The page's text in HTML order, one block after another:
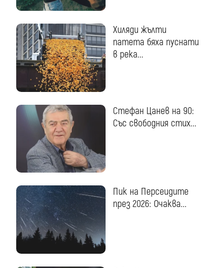
Хиляди жълти
патета бяха пуснати
в река...
Стефан Цанев на 90:
Със свободния стих...
Пик на Персеидите
през 2026: Очаква...